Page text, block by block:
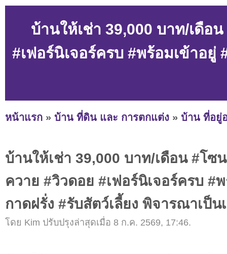
บ้านให้เช่า 39,000 บาท/เดือ
#เฟอร์นิเจอร์ครบ #พร้อมเข้าอยู่
หน้าแรก » บ้าน ที่ดิน และ การตกแต่ง » บ้าน ที่อยู่
บ้านให้เช่า 39,000 บาท/เดือน #โซ
ควาย #วิวดอย #เฟอร์นิเจอร์ครบ #
กาดฝรั่ง #รับสัตว์เลี้ยง พิจารณาเป็น
โดย Kim ปรับปรุงล่าสุดเมื่อ 8 ก.ค. 2569, 17:46.